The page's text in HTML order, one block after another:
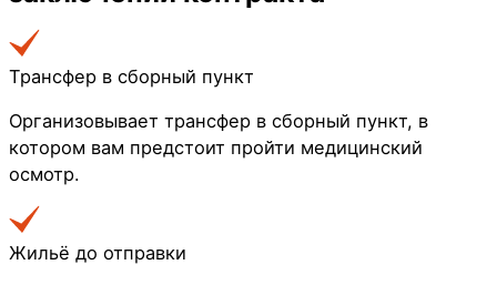
Трансфер в сборный пункт
Организовывает трансфер в сборный пункт, в
котором вам предстоит пройти медицинский
осмотр.
Жильё до отправки